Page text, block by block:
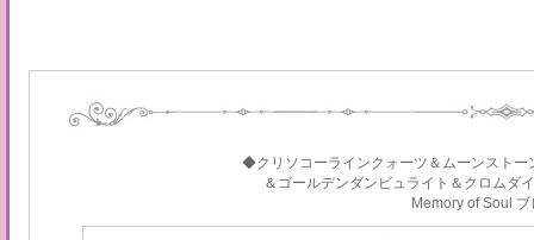
◆クリソコーラインクォーツ＆ムーンストー
＆ゴールデンダンビュライト＆クロムダ
Memory of Soul